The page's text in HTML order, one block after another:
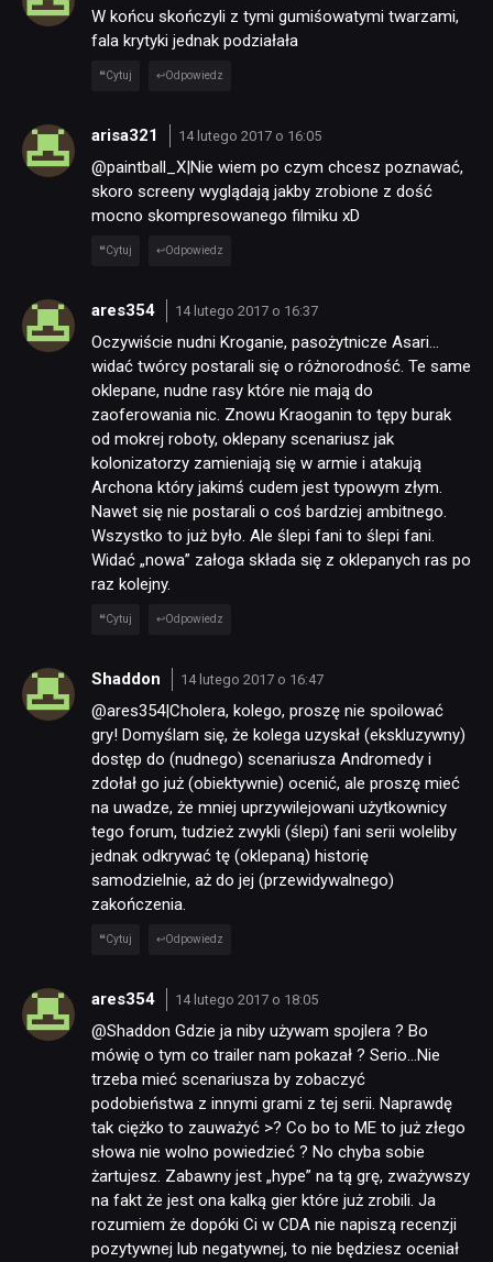
NEWSY
RECENZJE
PUBLICYSTYKA
KULTURA
RETRO
TECHNOLOGIE
DYSKUSJE
SKLEP
W końcu skończyli z tymi gumiśowatymi twarzami,
fala krytyki jednak podziałała
Cytuj Odpowiedz
arisa321 14 lutego 2017 o 16:05
@paintball_X|Nie wiem po czym chcesz poznawać,
skoro screeny wyglądają jakby zrobione z dość
mocno skompresowanego filmiku xD
Cytuj Odpowiedz
ares354 14 lutego 2017 o 16:37
Oczywiście nudni Kroganie, pasożytnicze Asari…
widać twórcy postarali się o różnorodność. Te same
oklepane, nudne rasy które nie mają do
zaoferowania nic. Znowu Kraoganin to tępy burak
od mokrej roboty, oklepany scenariusz jak
kolonizatorzy zamieniają się w armie i atakują
Archona który jakimś cudem jest typowym złym.
Nawet się nie postarali o coś bardziej ambitnego.
Wszystko to już było. Ale ślepi fani to ślepi fani.
Widać „nowa” załoga składa się z oklepanych ras po
raz kolejny.
Cytuj Odpowiedz
Shaddon 14 lutego 2017 o 16:47
@ares354|Cholera, kolego, proszę nie spoilować
gry! Domyślam się, że kolega uzyskał (ekskluzywny)
dostęp do (nudnego) scenariusza Andromedy i
zdołał go już (obiektywnie) ocenić, ale proszę mieć
na uwadze, że mniej uprzywilejowani użytkownicy
tego forum, tudzież zwykli (ślepi) fani serii woleliby
jednak odkrywać tę (oklepaną) historię
samodzielnie, aż do jej (przewidywalnego)
zakończenia.
Cytuj Odpowiedz
ares354 14 lutego 2017 o 18:05
@Shaddon Gdzie ja niby używam spojlera ? Bo
mówię o tym co trailer nam pokazał ? Serio…Nie
trzeba mieć scenariusza by zobaczyć
podobieństwa z innymi grami z tej serii. Naprawdę
tak ciężko to zauważyć >? Co bo to ME to już złego
słowa nie wolno powiedzieć ? No chyba sobie
żartujesz. Zabawny jest „hype” na tą grę, zważywszy
na fakt że jest ona kalką gier które już zrobili. Ja
rozumiem że dopóki Ci w CDA nie napiszą recenzji
pozytywnej lub negatywnej, to nie będziesz oceniał